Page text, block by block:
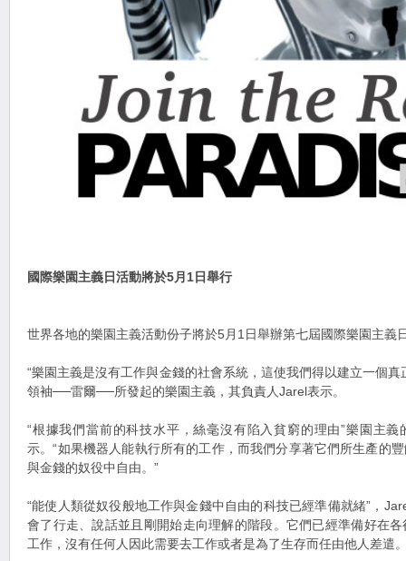
國際樂園主義日活動將於5月1日舉行
世界各地的樂園主義活動份子將於5月1日舉辦第七屆國際樂園主義
“樂園主義是沒有工作與金錢的社會系統，這使我們得以建立一個
領袖──雷爾──所發起的樂園主義，其負責人Jarel表示。
“根據我們當前的科技水平，絲毫沒有陷入貧窮的理由”樂園主
示。“如果機器人能執行所有的工作，而我們分享著它們所生產的
與金錢的奴役中自由。”
“能使人類從奴役般地工作與金錢中自由的科技已經準備就緒”，
會了行走、說話並且剛開始走向理解的階段。它們已經準備好在
工作，沒有任何人因此需要去工作或者是為了生存而任由他人差遣